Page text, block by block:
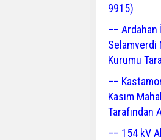
9915)
–– Ardahan
Selamverdi
Kurumu
––
Kasım
Tarafından
–– 154 kV